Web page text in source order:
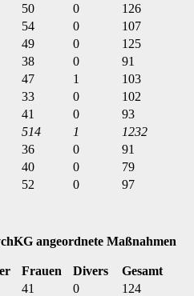
50 0
126
54 0
107
49 0
125
38 0
91
47 1
103
33 0
102
41 0
93
514 1 1232
36 0
91
40 0
79
52 0 97
angeordnete Maßnahmen
Frauen Divers Gesamt
41 0
124